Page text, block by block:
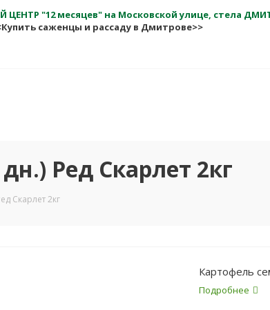
ЦЕНТР "12 месяцев" на Московской улице, стела
саженцы и рассаду в Дмитрове>>
Ред Скарлет 2кг
Скарлет 2кг
Картофель
Подробнее